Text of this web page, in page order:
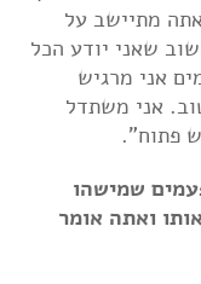
מתיישב על
שאני יודע הכל
אני מרגיש
אני משתדל
פתוח".
שמישהו
ואתה אומר